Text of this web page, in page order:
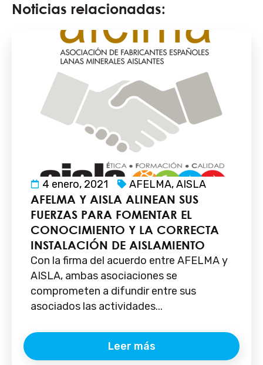
Noticias relacionadas:
4 enero, 2021 AFELMA,AISLA
AFELMA Y AISLA ALINEAN SUS
FUERZAS PARA FOMENTAR EL
CONOCIMIENTO Y LA CORRECTA
INSTALACIÓN DE AISLAMIENTO
Con la firma del acuerdo entre AFELMA y
AISLA, ambas asociaciones se
comprometen a difundir entre sus
asociados las actividades...
Leer más